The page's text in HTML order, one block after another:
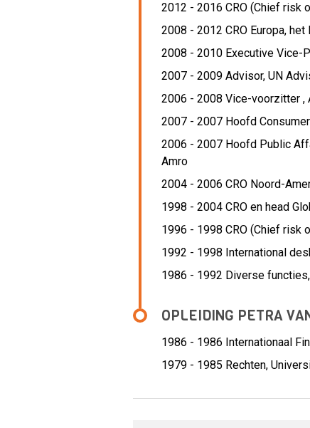
2012 - 2016 CRO (Chief risk
2008 - 2012 CRO Europa,
2008 - 2010 Executive Vice-
2007 - 2009 Advisor, UN
2006 - 2008 Vice-voorzitter ,
2007 - 2007 Hoofd
2006 - 2007 Hoofd Public
Amro
2004 - 2006 CRO Noord-
1998 - 2004 CRO en head
1996 - 1998 CRO (Chief risk
1992 - 1998 International
1986 - 1992 Diverse functies,
OPLEIDING PETRA
1986 - 1986 Internationaal
1979 - 1985 Rechten,